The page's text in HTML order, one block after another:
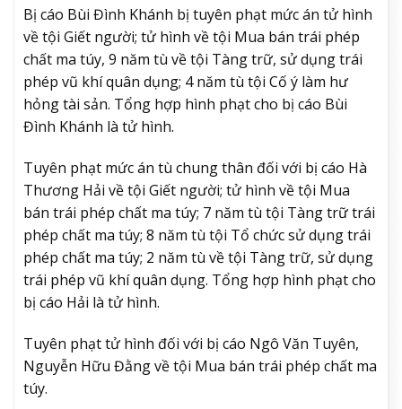
Bị cáo Bùi Đình Khánh bị tuyên phạt mức án tử hình
về tội Giết người; tử hình về tội Mua bán trái phép
chất ma túy, 9 năm tù về tội Tàng trữ, sử dụng trái
phép vũ khí quân dụng; 4 năm tù tội Cố ý làm hư
hỏng tài sản. Tổng hợp hình phạt cho bị cáo Bùi
Đình Khánh là tử hình.
Tuyên phạt mức án tù chung thân đối với bị cáo Hà
Thương Hải về tội Giết người; tử hình về tội Mua
bán trái phép chất ma túy; 7 năm tù tội Tàng trữ trái
phép chất ma túy; 8 năm tù tội Tổ chức sử dụng trái
phép chất ma túy; 2 năm tù về tội Tàng trữ, sử dụng
trái phép vũ khí quân dụng. Tổng hợp hình phạt cho
bị cáo Hải là tử hình.
Tuyên phạt tử hình đối với bị cáo Ngô Văn Tuyên,
Nguyễn Hữu Đằng về tội Mua bán trái phép chất ma
túy.